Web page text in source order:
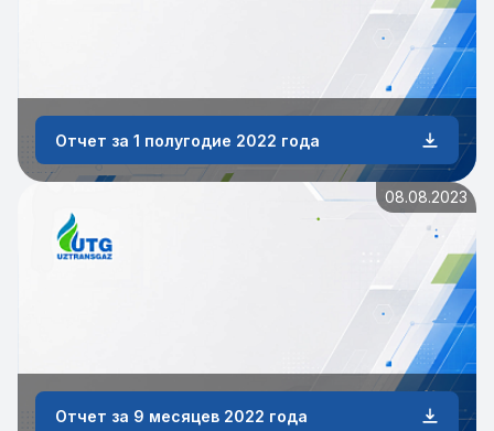
Отчет за 1 полугодие 2022 года
08.08.2023
Отчет за 9 месяцев 2022 года